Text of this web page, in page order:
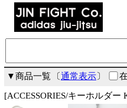
▼商品一覧 〔通常表示〕
[ACCESSORIES/キーホルダー